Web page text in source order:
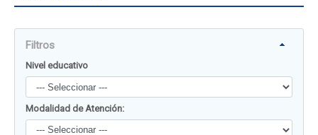
Filtros
Nivel educativo
Modalidad de Atención: